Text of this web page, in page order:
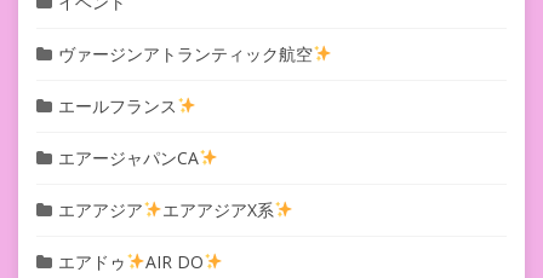
ヴァージンアトランティック航空
エールフランス
エアージャパンCA
エアアジア エアアジアX系
エアドゥ AIR DO